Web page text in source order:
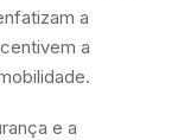
a
a
e a